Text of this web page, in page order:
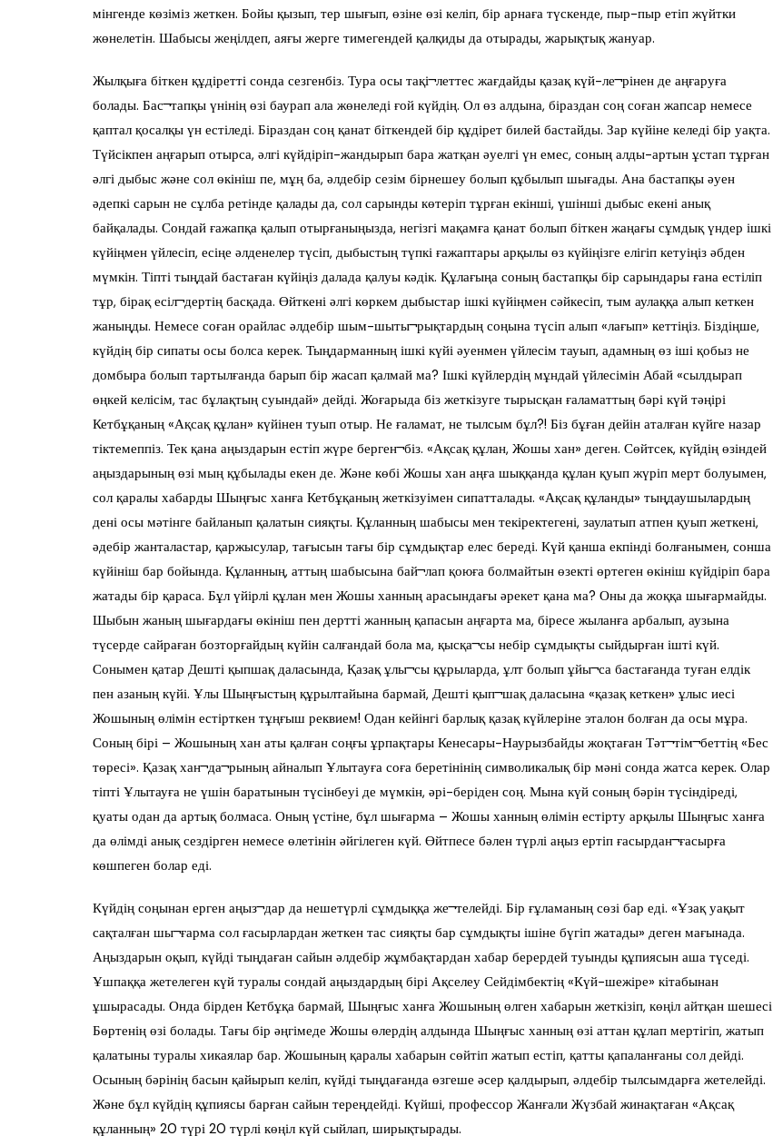
мінгенде көзіміз жеткен. Бойы қызып, тер шығып, өзіне өзі келіп, бір арнаға түскенде, пыр-пыр етіп жүйтки
жөнелетін. Шабысы жеңілдеп, аяғы жерге тимегендей қалқиды да отырады, жарықтық жануар.
Жылқыға біткен құдіретті сонда сезгенбіз. Тура осы тақі¬леттес жағдайды қазақ күй-ле¬рінен де аңғаруға
болады. Бас¬тапқы үнінің өзі баурап ала жөнеледі ғой күйдің. Ол өз алдына, біраздан соң соған жапсар немесе
қаптал қосалқы үн естіледі. Біраздан соң қанат біткендей бір құдірет билей бастайды. Зар күйіне келеді бір уақта.
Түйсікпен аңғарып отырса, әлгі күйдіріп-жандырып бара жатқан әуелгі үн емес, соның алды-артын ұстап тұрған
әлгі дыбыс және сол өкініш пе, мұң ба, әлдебір сезім бірнешеу болып құбылып шығады. Ана бастапқы әуен
әдепкі сарын не сұлба ретінде қалады да, сол сарынды көтеріп тұрған екінші, үшінші дыбыс екені анық
байқалады. Сондай ғажапқа қалып отырғаныңызда, негізгі мақамға қанат болып біткен жаңағы сұмдық үндер ішкі
күйіңмен үйлесіп, есіңе әлденелер түсіп, дыбыстың түпкі ғажаптары арқылы өз күйіңізге елігіп кетуіңіз әбден
мүмкін. Тіпті тыңдай бастаған күйіңіз далада қалуы кәдік. Құлағыңа соның бастапқы бір сарындары ғана естіліп
тұр, бірақ есіл¬дертің басқада. Өйткені әлгі көркем дыбыстар ішкі күйіңмен сәйкесіп, тым аулаққа алып кеткен
жаныңды. Немесе соған орайлас әлдебір шым-шыты¬рықтардың соңына түсіп алып «лағып» кеттіңіз. Біздіңше,
күйдің бір сипаты осы болса керек. Тыңдарманның ішкі күйі әуенмен үйлесім тауып, адамның өз іші қобыз не
домбыра болып тартылғанда барып бір жасап қалмай ма? Ішкі күйлердің мұндай үйлесімін Абай «сылдырап
өңкей келісім, тас бұлақтың суындай» дейді. Жоғарыда біз жеткізуге тырысқан ғаламаттың бәрі күй тәңірі
Кетбұқаның «Ақсақ құлан» күйінен туып отыр. Не ғаламат, не тылсым бұл?! Біз бұған дейін аталған күйге назар
тіктемеппіз. Тек қана аңыздарын естіп жүре берген¬біз. «Ақсақ құлан, Жошы хан» деген. Сөйтсек, күйдің өзіндей
аңыздарының өзі мың құбылады екен де. Және көбі Жошы хан аңға шыққанда құлан қуып жүріп мерт болуымен,
сол қаралы хабарды Шыңғыс ханға Кетбұқаның жеткізуімен сипатталады. «Ақсақ құланды» тыңдаушылардың
дені осы мәтінге байланып қалатын сияқты. Құланның шабысы мен текіректегені, заулатып атпен қуып жеткені,
әдебір жанталастар, қаржысулар, тағысын тағы бір сұмдықтар елес береді. Күй қанша екпінді болғанымен, сонша
күйініш бар бойында. Құланның, аттың шабысына бай¬лап қоюға болмайтын өзекті өртеген өкініш күйдіріп бара
жатады бір қараса. Бұл үйірлі құлан мен Жошы ханның арасындағы әрекет қана ма? Оны да жоққа шығармайды.
Шыбын жаның шығардағы өкініш пен дертті жанның қапасын аңғарта ма, біресе жыланға арбалып, аузына
түсерде сайраған бозторғайдың күйін салғандай бола ма, қысқа¬сы небір сұмдықты сыйдырған ішті күй.
Сонымен қатар Дешті қыпшақ даласында, Қазақ ұлы¬сы құрыларда, ұлт болып ұйы¬са бастағанда туған елдік
пен азаның күйі. Ұлы Шыңғыстың құрылтайына бармай, Дешті қып¬шақ даласына «қазақ кеткен» ұлыс иесі
Жошының өлімін естірткен тұңғыш реквием! Одан кейінгі барлық қазақ күйлеріне эталон болған да осы мұра.
Соның бірі – Жошының хан аты қалған соңғы ұрпақтары Кенесары-Наурызбайды жоқтаған Тәт¬тім¬беттің «Бес
төресі». Қазақ хан¬да¬рының айналып Ұлытауға соға беретінінің символикалық бір мәні сонда жатса керек. Олар
тіпті Ұлытауға не үшін баратынын түсінбеуі де мүмкін, әрі-беріден соң. Мына күй соның бәрін түсіндіреді,
қуаты одан да артық болмаса. Оның үстіне, бұл шығарма – Жошы ханның өлімін естірту арқылы Шыңғыс ханға
да өлімді анық сездірген немесе өлетінін әйгілеген күй. Өйтпесе бәлен түрлі аңыз ертіп ғасырдан¬ғасырға
көшпеген болар еді.
Күйдің соңынан ерген аңыз¬дар да нешетүрлі сұмдыққа же¬телейді. Бір ғұламаның сөзі бар еді. «Ұзақ уақыт
сақталған шы¬ғарма сол ғасырлардан жеткен тас сияқты бар сұмдықты ішіне бүгіп жатады» деген мағынада.
Аңыздарын оқып, күйді тыңдаған сайын әлдебір жұмбақтардан хабар берердей туынды құпиясын аша түседі.
Ұшпаққа жетелеген күй туралы сондай аңыздардың бірі Ақселеу Сейдімбектің «Күй-шежіре» кітабынан
ұшырасады. Онда бірден Кетбұқа бармай, Шыңғыс ханға Жошының өлген хабарын жеткізіп, көңіл айтқан шешесі
Бөртенің өзі болады. Тағы бір әңгімеде Жошы өлердің алдында Шыңғыс ханның өзі аттан құлап мертігіп, жатып
қалатыны туралы хикаялар бар. Жошының қаралы хабарын сөйтіп жатып естіп, қатты қапаланғаны сол дейді.
Осының бәрінің басын қайырып келіп, күйді тыңдағанда өзгеше әсер қалдырып, әлдебір тылсымдарға жетелейді.
Және бұл күйдің құпиясы барған сайын тереңдейді. Күйші, профессор Жанғали Жүзбай жинақтаған «Ақсақ
құланның» 20 түрі 20 түрлі көңіл күй сыйлап, ширықтырады.